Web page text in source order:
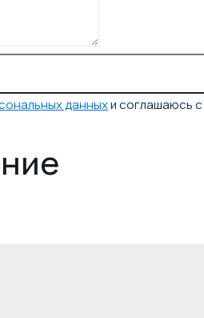
данныхи соглашаюсь с